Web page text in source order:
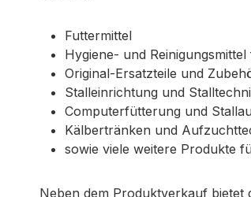
Futtermittel
Hygiene- und
Original-Ersatzteile und
Stalleinrichtung und
Computerfütterung und
Kälbertränken und
sowie viele weitere Produkte
Neben dem Produktverkauf bietet